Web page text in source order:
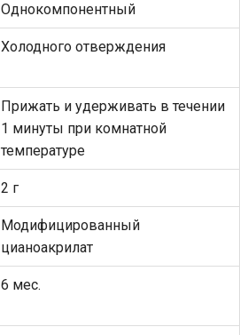
Однокомпонентный
Холодного отверждения
Прижать и удерживать в течении
1 минуты при комнатной
температуре
2 г
Модифицированный
цианоакрилат
6 мес.